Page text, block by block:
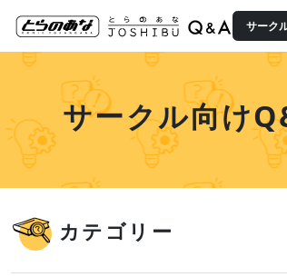
サーク
サークル向け
カテゴリー